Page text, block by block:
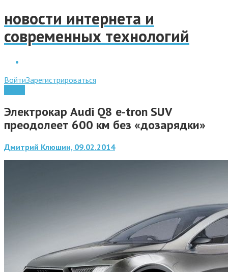
новости интернета и
современных технологий
ВойтиЗарегистрироваться
Электрокар Audi Q8 e-tron SUV
преодолеет 600 км без «дозарядки»
Дмитрий Клюшин, 09.02.2014